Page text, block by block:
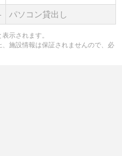
パソコン貸出し
示されます。
施設情報は保証されませんので、必